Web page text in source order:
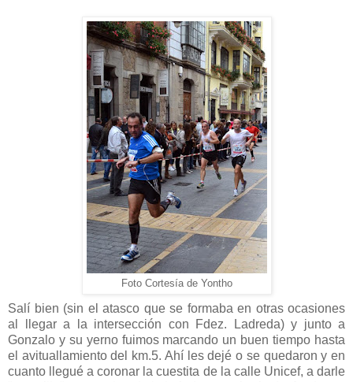
Foto Cortesía de Yontho
Salí bien (sin el atasco que se formaba en otras ocasiones
al llegar a la intersección con Fdez. Ladreda) y junto a
Gonzalo y su yerno fuimos marcando un buen tiempo hasta
el avituallamiento del km.5. Ahí les dejé o se quedaron y en
cuanto llegué a coronar la cuestita de la calle Unicef, a darle